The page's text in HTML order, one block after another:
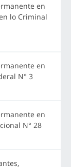
en
lo Criminal
en
N° 3
en
N° 28